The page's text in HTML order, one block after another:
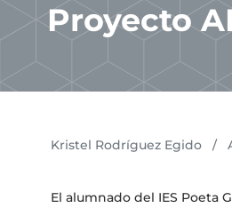
Proyecto
Kristel Rodríguez Egido /
El alumnado del IES Poeta